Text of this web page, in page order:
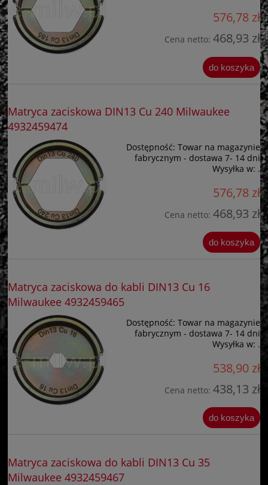
576,78 zł
Cena netto: 468,93 zł
do koszyka
Matryca zaciskowa DIN13 Cu 240 Milwaukee
4932459474
Dostępność: Towar na magazynie
fabrycznym - dostawa 7- 14 dni
Wysyłka w: .
576,78 zł
Cena netto: 468,93 zł
do koszyka
Matryca zaciskowa do kabli DIN13 Cu 16
Milwaukee 4932459465
Dostępność: Towar na magazynie
fabrycznym - dostawa 7- 14 dni
Wysyłka w: .
538,90 zł
Cena netto: 438,13 zł
do koszyka
Matryca zaciskowa do kabli DIN13 Cu 35
Milwaukee 4932459467